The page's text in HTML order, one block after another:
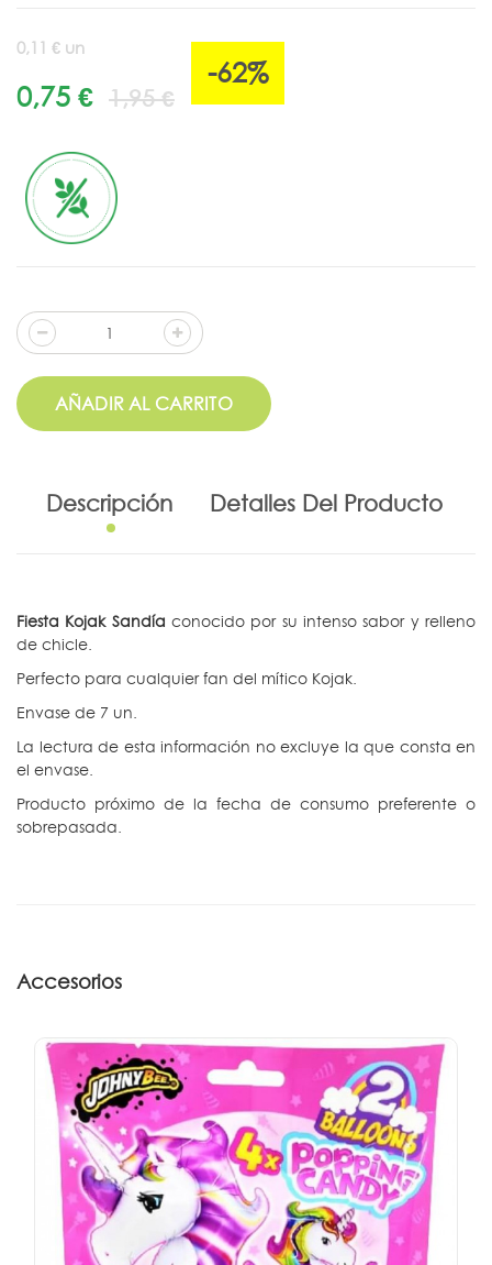
0,11 € un
0,75 € 1,95 €
-62%
AÑADIR AL CARRITO
Descripción Detalles Del Producto
Fiesta Kojak Sandía conocido por su intenso sabor y relleno
de chicle.
Perfecto para cualquier fan del mítico Kojak.
Envase de 7 un.
La lectura de esta información no excluye la que consta en
el envase.
Producto próximo de la fecha de consumo preferente o
sobrepasada.
Accesorios